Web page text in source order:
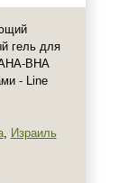
гель для
BHA
- Line
, Израиль